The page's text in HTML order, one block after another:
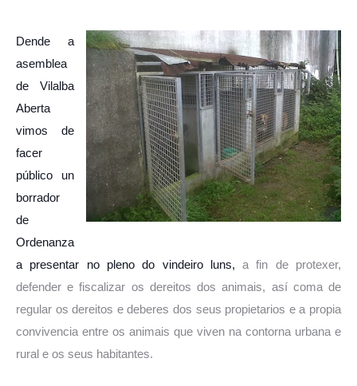
Dende a
asemblea
de Vilalba
Aberta
vimos de
facer
público un
borrador
de
Ordenanza
a presentar no pleno do vindeiro luns, a fin de protexer,
defender e fiscalizar os dereitos dos animais, así coma de
regular os dereitos e deberes dos seus propietarios e a propia
convivencia entre os animais que viven na contorna urbana e
rural e os seus habitantes.